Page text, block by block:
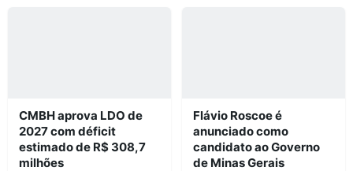
CMBH aprova LDO de
2027 com déficit
estimado de R$ 308,7
milhões
Flávio Roscoe é
anunciado como
candidato ao Governo
de Minas Gerais